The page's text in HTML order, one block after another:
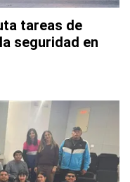
tareas de
seguridad en